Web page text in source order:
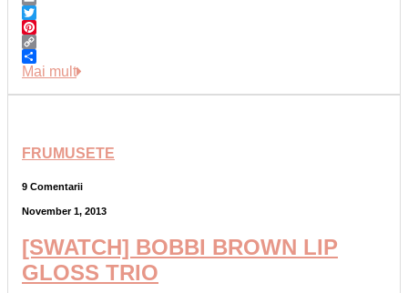
Email
Twitter
Pinterest
Copy
Link
Share
Mai mult
FRUMUSETE
9 Comentarii
November 1, 2013
[SWATCH] BOBBI BROWN LIP
GLOSS TRIO